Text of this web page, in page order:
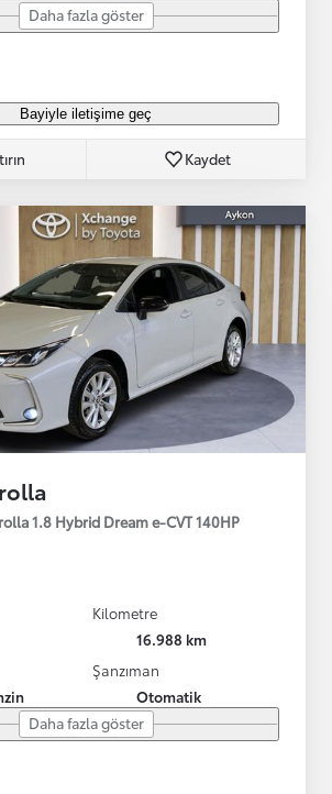
Daha fazla göster
Bayiyle iletişime geç
Kaydet
1.8 Hybrid Dream e-CVT 140HP
Kilometre
16.988 km
Şanzıman
Otomatik
Daha fazla göster